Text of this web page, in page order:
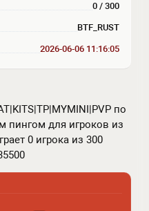
по
пингом для игроков из
0 игрока из 300
0 / 300
BTF_RUST
2026-06-06 11:16:05